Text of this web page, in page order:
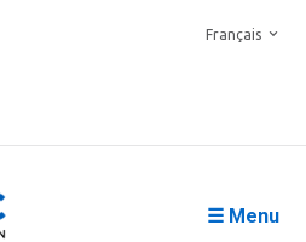
Français
☰ Menu